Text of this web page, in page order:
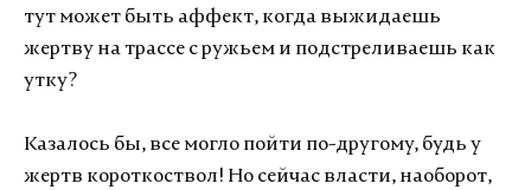
тут может быть аффект, когда выжидаешь
жертву на трассе с ружьем и подстреливаешь как
утку?
Казалось бы, все могло пойти по-другому, будь у
жертв короткоствол! Но сейчас власти, наоборот,